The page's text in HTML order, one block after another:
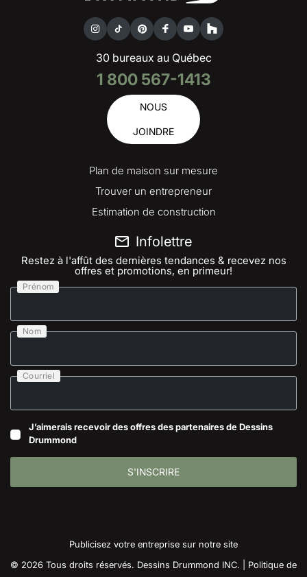
30 bureaux au Québec
1 800 567-1413
NOUS
JOINDRE
Plan de maison sur mesure
Trouver un entrepreneur
Estimation de construction
Infolettre
Restez à l'affût des dernières tendances & recevez nos
offres et promotions, en primeur!
Prénom
Nom
Courriel
J’aimerais recevoir des offres des partenaires de Dessins
Drummond
S'INSCRIRE
Publicisez votre entreprise sur notre site
© 2026 Tous droits réservés. Dessins Drummond INC. | Politique de